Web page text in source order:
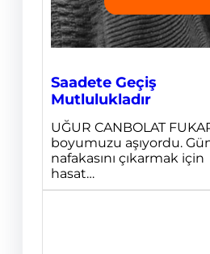
Saadete Geçiş
Mutlulukladır
UĞUR CANBOLAT
boyumuzu aşıyordu.
nafakasını çıkarmak için
hasat…